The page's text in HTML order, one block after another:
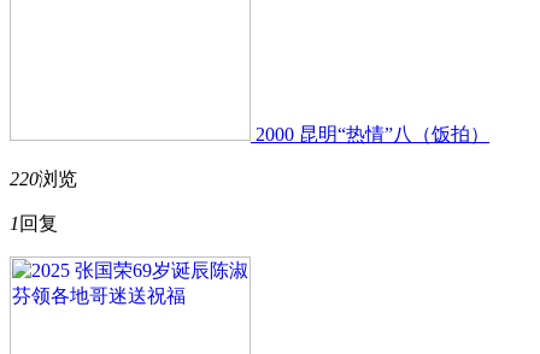
2000 昆明“热情”八（饭拍）
220浏览
1 回复